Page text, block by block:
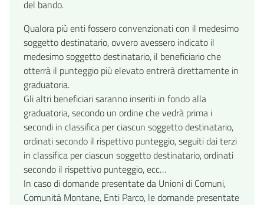
del bando.
Qualora più enti fossero convenzionati con il medesimo
soggetto destinatario, ovvero avessero indicato il
medesimo soggetto destinatario, il beneficiario che
otterrà il punteggio più elevato entrerà direttamente in
graduatoria.
Gli altri beneficiari saranno inseriti in fondo alla
graduatoria, secondo un ordine che vedrà prima i
secondi in classifica per ciascun soggetto destinatario,
ordinati secondo il rispettivo punteggio, seguiti dai terzi
in classifica per ciascun soggetto destinatario, ordinati
secondo il rispettivo punteggio, ecc…
In caso di domande presentate da Unioni di Comuni,
Comunità Montane, Enti Parco, le domande presentate